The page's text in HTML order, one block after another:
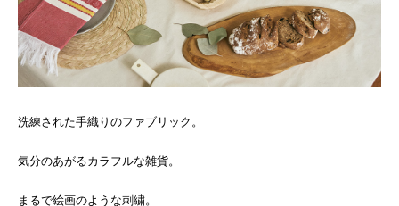
洗練された手織りのファブリック。
気分のあがるカラフルな雑貨。
まるで絵画のような刺繍。